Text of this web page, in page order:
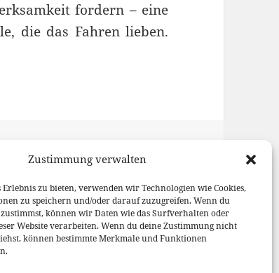
Zustimmung verwalten
zu bieten, verwenden wir Technologien wie Cookies,
zu speichern und/oder darauf zuzugreifen. Wenn du
können wir Daten wie das Surfverhalten oder
Website verarbeiten. Wenn du deine Zustimmung nicht
können bestimmte Merkmale und Funktionen
fordern – eine
die das Fahren lieben.
Schlagwörter
Ford Mustang GT,